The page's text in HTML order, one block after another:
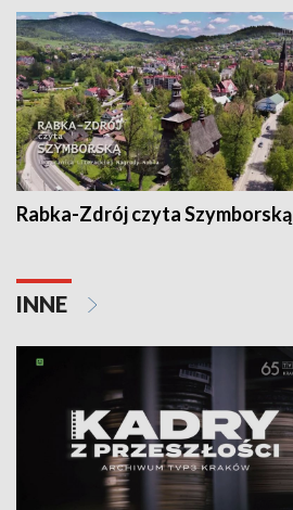
Rabka-Zdrój czyta Szymborską
INNE